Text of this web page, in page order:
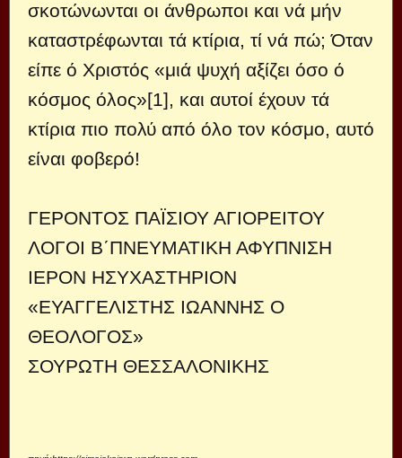
σκοτώνωνται οι άνθρωποι και νά μήν
καταστρέφωνται τά κτίρια, τί νά πώ; Όταν
είπε ό Χριστός «μιά ψυχή αξίζει όσο ό
κόσμος όλος»[1], και αυτοί έχουν τά
κτίρια πιο πολύ από όλο τον κόσμο, αυτό
είναι φοβερό!
ΓΕΡΟΝΤΟΣ ΠΑΪΣΙΟΥ ΑΓΙΟΡΕΙΤΟΥ
ΛΟΓΟΙ Β΄ΠΝΕΥΜΑΤΙΚΗ ΑΦΥΠΝΙΣΗ
ΙΕΡΟΝ ΗΣΥΧΑΣΤΗΡΙΟΝ
«ΕΥΑΓΓΕΛΙΣΤΗΣ ΙΩΑΝΝΗΣ Ο
ΘΕΟΛΟΓΟΣ»
ΣΟΥΡΩΤΗ ΘΕΣΣΑΛΟΝΙΚΗΣ